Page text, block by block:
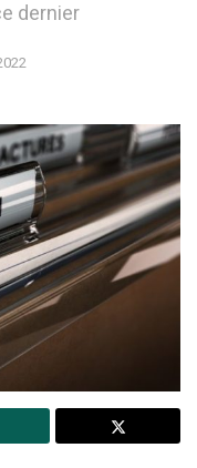
dernier